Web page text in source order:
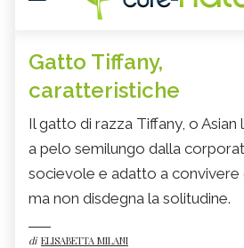
Gatto Tiffany,
caratteristiche
Il gatto di razza Tiffany, o Asian
a pelo semilungo dalla
socievole e adatto a convivere
ma non disdegna la solitudine.
di ELISABETTA MILANI